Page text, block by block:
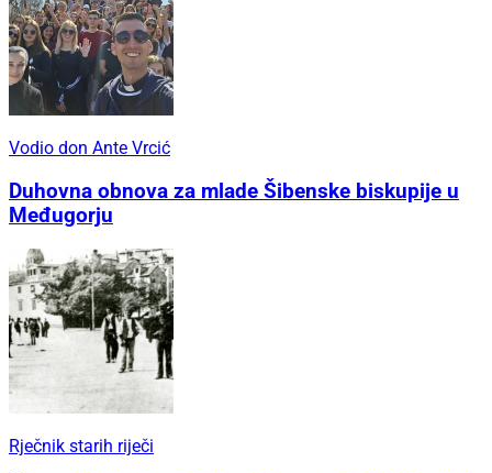
Vodio don Ante Vrcić
Duhovna obnova za mlade Šibenske biskupije u
Međugorju
Rječnik starih riječi